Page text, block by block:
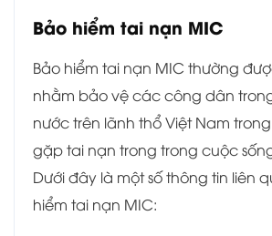
Bảo hiểm tai nạn MIC
Bảo hiểm tai nạn MIC thường
nhằm bảo vệ các công dân
nước trên lãnh thổ Việt Nam
gặp tai nạn trong trong cuộc
Dưới đây là một số thông tin liên
hiểm tai nạn MIC: